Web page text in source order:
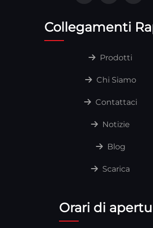
Collegamenti
Prodotti
Chi Siamo
Contattaci
Notizie
Blog
Scarica
Orari di